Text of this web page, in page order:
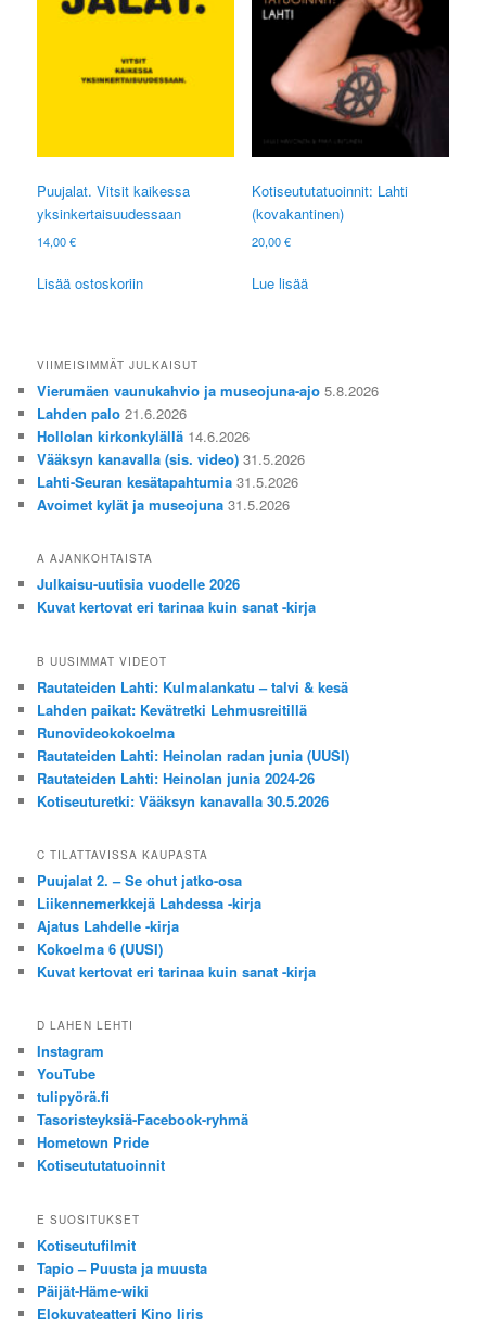
Puujalat. Vitsit kaikessa
yksinkertaisuudessaan
14,00€
Lisää ostoskoriin
Kotiseututatuoinnit: Lahti
(kovakantinen)
20,00€
Lue lisää
VIIMEISIMMÄT JULKAISUT
Vierumäen vaunukahvio ja museojuna-ajo 5.8.2026
Lahden palo 21.6.2026
Hollolan kirkonkylällä 14.6.2026
Vääksyn kanavalla (sis. video) 31.5.2026
Lahti-Seuran kesätapahtumia 31.5.2026
Avoimet kylät ja museojuna 31.5.2026
A AJANKOHTAISTA
Julkaisu-uutisia vuodelle 2026
Kuvat kertovat eri tarinaa kuin sanat -kirja
B UUSIMMAT VIDEOT
Rautateiden Lahti: Kulmalankatu – talvi & kesä
Lahden paikat: Kevätretki Lehmusreitillä
Runovideokokoelma
Rautateiden Lahti: Heinolan radan junia (UUSI)
Rautateiden Lahti: Heinolan junia 2024-26
Kotiseuturetki: Vääksyn kanavalla 30.5.2026
C TILATTAVISSA KAUPASTA
Puujalat 2. – Se ohut jatko-osa
Liikennemerkkejä Lahdessa -kirja
Ajatus Lahdelle -kirja
Kokoelma 6 (UUSI)
Kuvat kertovat eri tarinaa kuin sanat -kirja
D LAHEN LEHTI
Instagram
YouTube
tulipyörä.fi
Tasoristeyksiä-Facebook-ryhmä
Hometown Pride
Kotiseututatuoinnit
E SUOSITUKSET
Kotiseutufilmit
Tapio – Puusta ja muusta
Päijät-Häme-wiki
Elokuvateatteri Kino Iiris